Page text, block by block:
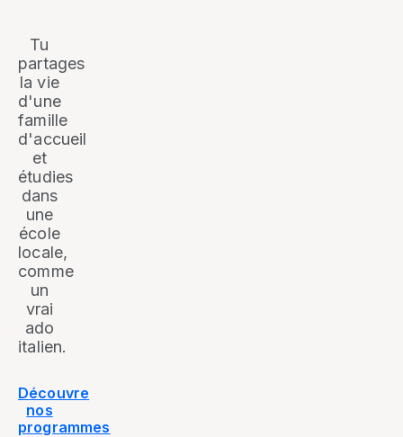
Tu
partages
la vie
d'une
famille
d'accueil
et
étudies
dans
une
école
locale,
comme
un
vrai
ado
italien.
Découvre
nos
programmes